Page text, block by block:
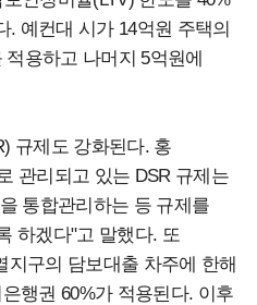
. 예컨대 시가 14억원 주택의
용하고 나머지 5억원에
규제도 강화된다. 홍
관리되고 있는 DSR 규제는
통합관리하는 등 규제를
하겠다"고 말했다. 또
지구의 담보대출 차주에 한해
행권 60%가 적용된다. 이후